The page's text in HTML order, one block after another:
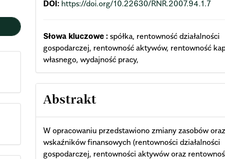
DOI: https://doi.org/10.22630/RNR.2007.94.1.7
Słowa kluczowe : spółka, rentowność działalności
gospodarczej, rentowność aktywów, rentowność
własnego, wydajność pracy,
Abstrakt
W opracowaniu przedstawiono zmiany zasobów oraz
wskaźników finansowych (rentowności działalności
gospodarczej, rentowności aktywów oraz